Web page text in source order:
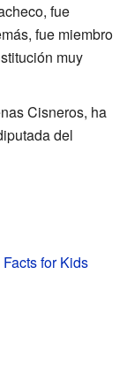
fue
fue miembro
muy
Cisneros, ha
del
for Kids